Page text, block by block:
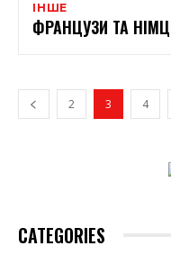
ІНШЕ
ФРАНЦУЗИ ТА
2 3 4
CATEGORIES